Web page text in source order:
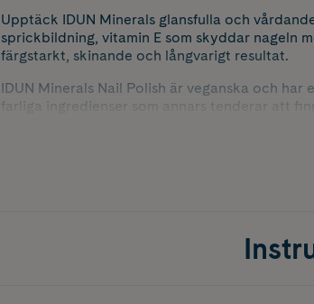
Upptäck IDUN Minerals glansfulla och
sprickbildning, vitamin E som skyddar nageln
färgstarkt, skinande och långvarigt resultat.
IDUN Minerals Nail Polish är veganska och
farliga ingredienser som annars tenderar att